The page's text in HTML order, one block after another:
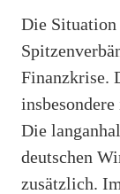
Die
Finanzkrise.
Die
deutschen
zusätzlich.